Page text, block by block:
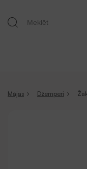
Mājas Džemperi